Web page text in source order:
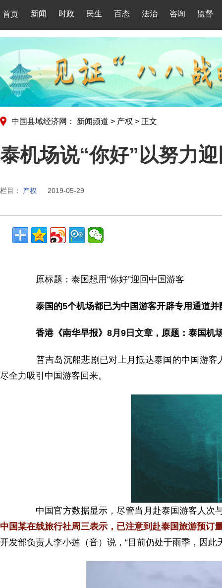
首页 新闻 时政 民生 百态 法治 咨询 监督
中国县域经济网： 新闻频道 > 产权 > 正文
泰机场说“你好”以努力
栏目： 产权 2019-05-29
原标题：泰国想用“你好”迎回中国游客
泰国的5个机场都已为中国游客开辟专用通道
香港《南华早报》8月9日文章，原题：泰国机
普吉岛沉船悲剧已对上月抵达泰国的中国游客
尽全力吸引中国游客回来。
中国官方数据显示，尽管当月赴泰国游客人次
中国某在线旅行社周三表示，已注意到赴泰国旅游预订
开发部负责人李小莲（音）说，“目前仍处于雨季，因此